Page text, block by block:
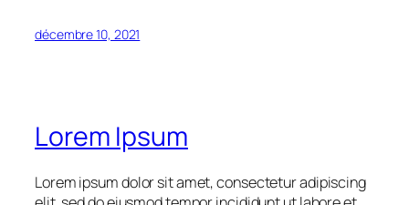
décembre 10, 2021
Lorem Ipsum
Lorem ipsum dolor sit amet, consectetur adipiscing